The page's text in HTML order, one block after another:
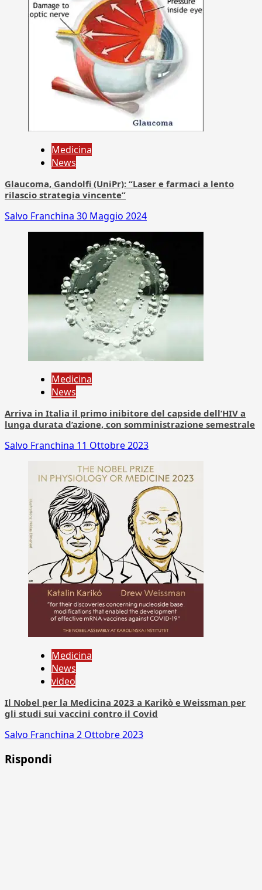
Medicina
News
Glaucoma, Gandolfi (UniPr): “Laser e farmaci a lento
rilascio strategia vincente”
Salvo Franchina 30 Maggio 2024
Medicina
News
Arriva in Italia il primo inibitore del capside dell’HIV a
lunga durata d’azione, con somministrazione semestrale
Salvo Franchina 11 Ottobre 2023
Medicina
News
video
Il Nobel per la Medicina 2023 a Karikò e Weissman per
gli studi sui vaccini contro il Covid
Salvo Franchina 2 Ottobre 2023
Rispondi